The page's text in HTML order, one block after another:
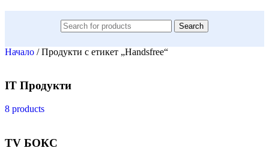
Search
Начало / Продукти с етикет „Handsfree“
IT Продукти
8 products
TV БОКС